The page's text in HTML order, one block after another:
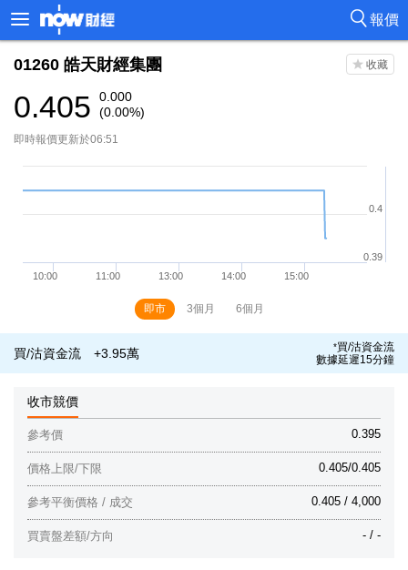
報價
01260 皓天財經集團
0.405
0.000
(0.00%)
即時報價更新於06:51
即市 3個月 6個月
買/沽資金流 +3.95萬 *買/沽資金流
數據延遲15分鐘
收市競價
0.395
參考價
0.405/0.405
價格上限/下限
0.405 / 4,000
參考平衡價格 / 成交
- / -
買賣盤差額/方向